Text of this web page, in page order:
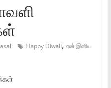
Happy Diwali, என் இனிய